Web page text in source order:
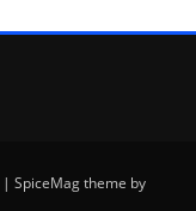
| SpiceMag theme by